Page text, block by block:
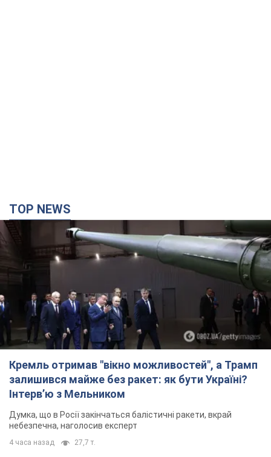
TOP NEWS
Кремль отримав "вікно можливостей", а Трамп
залишився майже без ракет: як бути Україні?
Інтерв’ю з Мельником
Думка, що в Росії закінчаться балістичні ракети, вкрай
небезпечна, наголосив експерт
4 часа назад 27,7 т.